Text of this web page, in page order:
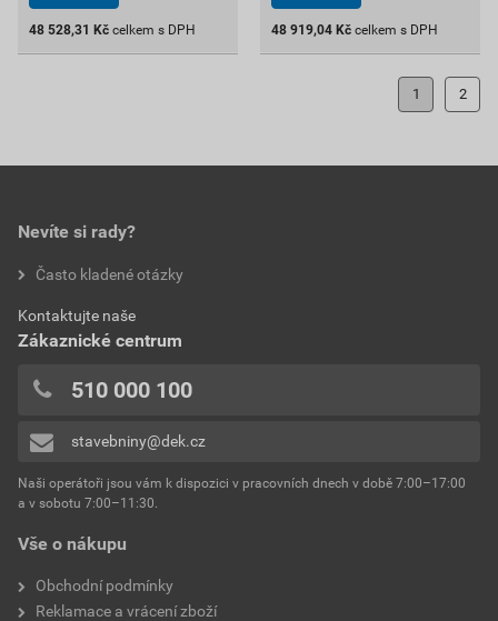
48 528,31 Kč celkem s DPH 48 919,04 Kč celkem s DPH
1 2
Vše o nákupu
Obchodní podmínky
Reklamace a vrácení zboží
Nevíte si rady?
Často kladené otázky
Kontaktujte naše
Zákaznické centrum
510 000 100
stavebniny@dek.cz
Naši operátoři jsou vám k dispozici v pracovních dnech v době 7:00–17:00
a v sobotu 7:00–11:30.